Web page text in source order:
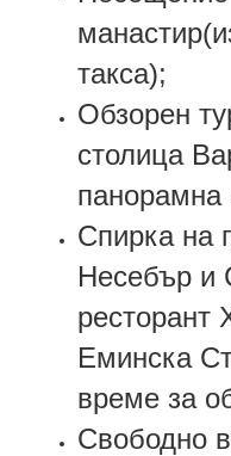
такса);
Обзорен
столица
панорамна
Спирка на
Несебър и
ресторант
Еминска
време за
Свободно